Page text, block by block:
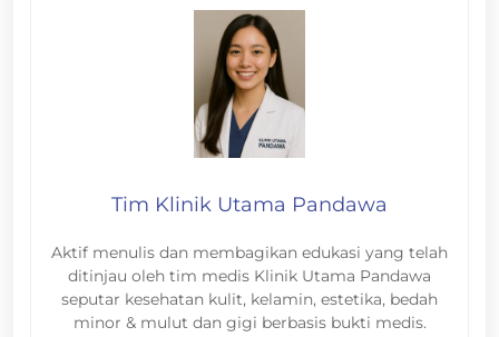
Tim Klinik Utama Pandawa
Aktif menulis dan membagikan edukasi yang telah
ditinjau oleh tim medis Klinik Utama Pandawa
seputar kesehatan kulit, kelamin, estetika, bedah
minor & mulut dan gigi berbasis bukti medis.